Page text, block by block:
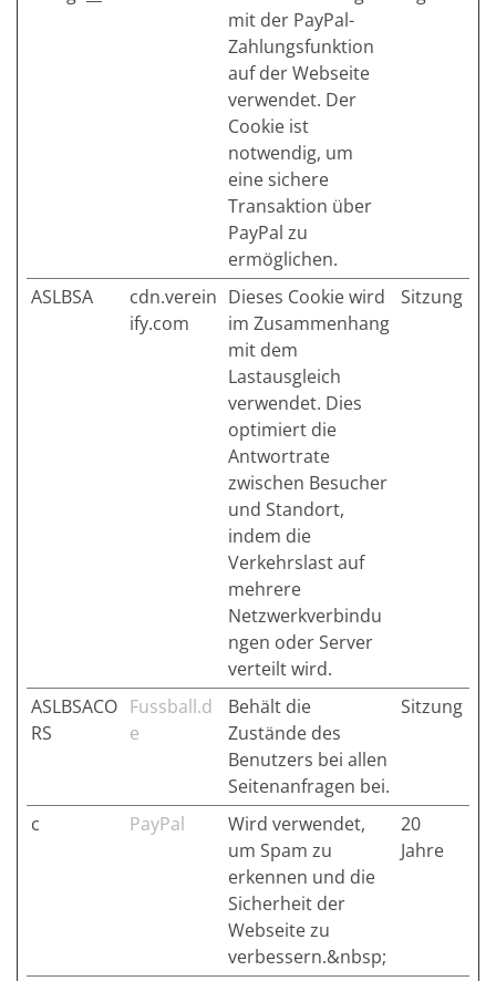
mit der PayPal-
Zahlungsfunktion
auf der Webseite
verwendet. Der
Cookie ist
notwendig, um
eine sichere
Transaktion über
PayPal zu
ermöglichen.
ASLBSA
cdn.verein
ify.com
Dieses Cookie wird
im Zusammenhang
mit dem
Lastausgleich
verwendet. Dies
optimiert die
Antwortrate
zwischen Besucher
und Standort,
indem die
Verkehrslast auf
mehrere
Netzwerkverbindu
ngen oder Server
verteilt wird.
Sitzung
ASLBSACO
RS
Fussball.d
e
Behält die
Zustände des
Benutzers bei allen
Seitenanfragen bei.
Sitzung
c PayPal
Wird verwendet,
um Spam zu
erkennen und die
Sicherheit der
Webseite zu
verbessern.&nbsp;
20
Jahre